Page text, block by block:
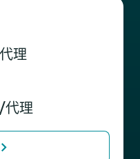
理
/代理